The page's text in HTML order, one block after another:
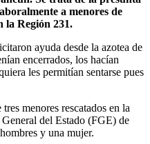
a menores de
la Región 231.
ayuda desde la azotea de
encerrados, los hacían
les permitían sentarse pues
menores rescatados en la
del Estado (FGE) de
y una mujer.